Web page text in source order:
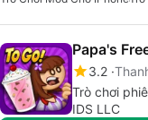
Papa's
3.2
Trò chơi
IDS LLC